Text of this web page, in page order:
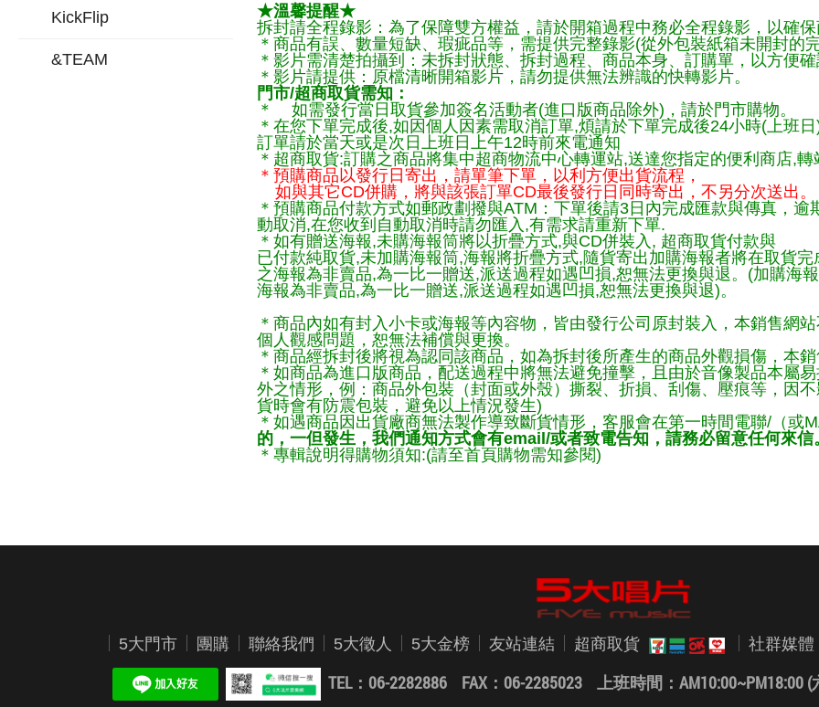
KickFlip
&TEAM
★溫馨提醒★
拆封請全程錄影：為了保障雙方權益，請於開箱過程中務必全程錄影，以確
＊商品有誤、數量短缺、瑕疵品等，需提供完整錄影(從外包裝紙箱未開封的
＊影片需清楚拍攝到：未拆封狀態、拆封過程、商品本身、訂購單，以方便
＊影片請提供：原檔清晰開箱影片，請勿提供無法辨識的快轉影片。
門市/超商取貨需知：
＊ 如需發行當日取貨參加簽名活動者(進口版商品除外)，請於門市購物。
＊在您下單完成後,如因個人因素需取消訂單,煩請於下單完成後24小時(上班
訂單請於當天或是次日上班日上午12時前來電通知
＊超商取貨:訂購之商品將集中超商物流中心轉運站,送達您指定的便利商店,
＊預購商品以發行日寄出，請單筆下單，以利方便出貨流程，
如與其它CD併購，將與該張訂單CD最後發行日同時寄出，不另分次送出。
＊預購商品付款方式如郵政劃撥與ATM：下單後請3日內完成匯款與傳真，
動取消,在您收到自動取消時請勿匯入,有需求請重新下單.
＊如有贈送海報,未購海報筒將以折疊方式,與CD併裝入, 超商取貨付款與
已付款純取貨,未加購海報筒,海報將折疊方式,隨貨寄出加購海報者將在取貨
之海報為非賣品,為一比一贈送,派送過程如遇凹損,恕無法更換與退。(加購海
海報為非賣品,為一比一贈送,派送過程如遇凹損,恕無法更換與退)。
＊商品內如有封入小卡或海報等內容物，皆由發行公司原封裝入，本銷售網
個人觀感問題，恕無法補償與更換。
＊商品經拆封後將視為認同該商品，如為拆封後所產生的商品外觀損傷，本
＊如商品為進口版商品，配送過程中將無法避免撞擊，且由於音像製品本屬
外之情形，例：商品外包裝（封面或外殼）撕裂、折損、刮傷、壓痕等，因
貨時會有防震包裝，避免以上情況發生)
＊如遇商品因出貨廠商無法製作導致斷貨情形，客服會在第一時間電聯/（或
的，一但發生，我們通知方式會有email/或者致電告知，請務必留意任何來信
＊專輯說明得購物須知:(請至首頁購物需知參閱)
5大門市 團購 聯絡我們 5大徵人 5大金榜 友站連結 超商取貨 社群媒體
TEL：06-2282886 FAX：06-2285023上班時間：